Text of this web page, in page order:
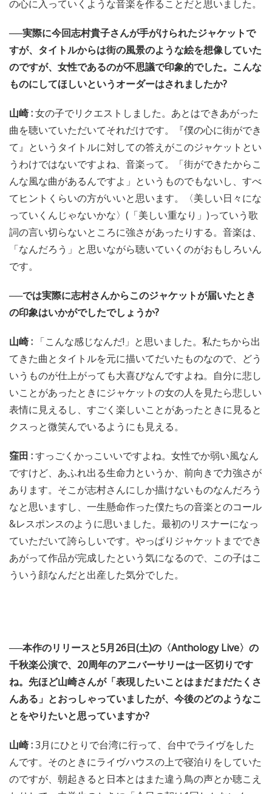
の心に入っていくような音楽を作ることだと思いました。
──実際に今回志村貴子さんが手がけられたジャケットで
すが、タイトルからは街の風景のような絵を想像していた
のですが、女性であるのが不思議で印象的でした。こんな
ものにしてほしいというオーダーはされましたか?
山崎 :女の子でリクエストしました。あとはできあがった
曲を聴いていただいてそれだけです。『僕の心に街ができ
て』というタイトルに対しての答えがこのジャケットとい
うわけではないですよね、音楽って。「街ができたからこ
んな風な曲があるんですよ」というものでもないし、すべ
てヒントくらいの方がいいと思います。〈美しい日々にな
っていくんじゃないかな〉(「美しい重なり」)っていう歌
詞の言い切らないところに強さがあったりする。音楽は、
「なんだろう」と思いながら聴いていくのがおもしろいん
です。
──では実際に志村さんからこのジャケットが届いたとき
の印象はいかがでしたでしょうか?
山崎 : 「こんな感じなんだ!」と思いました。私たちから出
てきた曲とタイトルを元に描いてだいたものなので、どう
いうものが仕上がっても大喜びなんですよね。自分に悲し
いことがあったときにジャケットの女の人を見たら悲しい
表情に見えるし、すごく楽しいことがあったときに見ると
クスっと微笑んでいるようにも見える。
窪田 :すっごくかっこいいですよね。女性でか弱い風なん
ですけど、あふれ出る生命力というか、前向きで力強さが
あります。そこが志村さんにしか描けないものなんだろう
なと思いますし、一生懸命作った僕たちの音楽とのコール
&レスポンスのように思いました。最初のリスナーになっ
ていただいて誇らしいです。やっぱりジャケットまででき
あがって作品が完成したという気になるので、この子はこ
ういう顔なんだと出産した気分でした。
──本作のリリースと5月26日(土)の〈Anthology Live〉の
千秋楽公演で、20周年のアニバーサリーは一区切りです
ね。先ほど山崎さんが「表現したいことはまだまだたくさ
んある」とおっしゃっていましたが、今後のどのようなこ
とをやりたいと思っていますか?
山崎 :3月にひとりで台湾に行って、台中でライヴをした
んです。そのときにライヴハウスの上で寝泊りをしていた
のですが、朝起きると日本とはまた違う鳥の声とか聴こえ